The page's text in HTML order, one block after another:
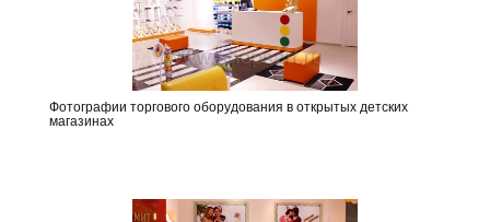
Фотографии торгового оборудования в открытых детских
магазинах